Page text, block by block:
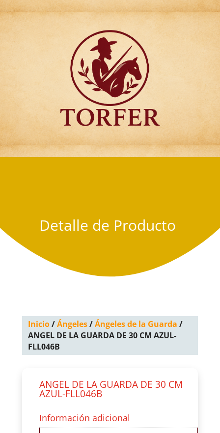
Articulos para
Regalo Torfer.
Detalle de Producto
Inicio/Ángeles/Ángeles de la Guarda /
ANGEL DE LA GUARDA DE 30 CM AZUL-
FLL046B
ANGEL DE LA GUARDA DE 30 CM
AZUL-FLL046B
Información adicional